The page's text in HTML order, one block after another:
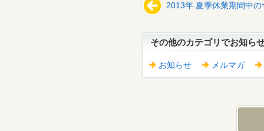
2013年 夏季休業期間中
その他のカテゴリでお知ら
お知らせ メルマガ